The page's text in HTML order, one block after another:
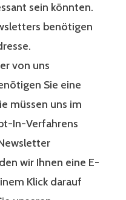
sein könnten.
benötigen
von uns
Sie eine
müssen uns im
In-Verfahrens
wir Ihnen eine E-
Klick darauf